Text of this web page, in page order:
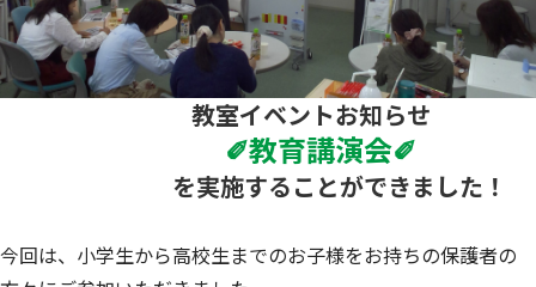
教室イベントお知らせ
✐教育講演会✐
を実施することができました！
今回は、小学生から高校生までのお子様をお持ちの保護者の